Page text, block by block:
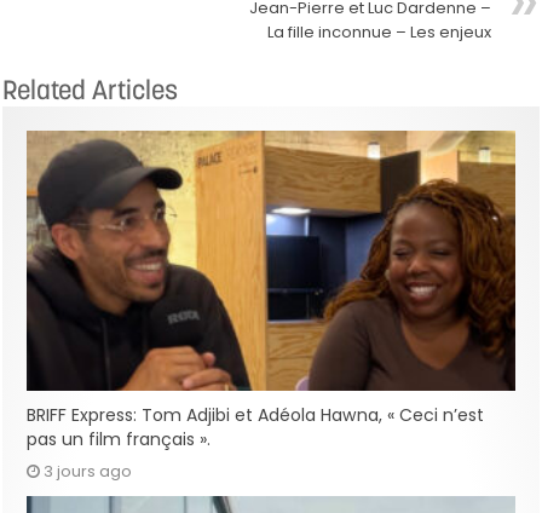
Jean-Pierre et Luc Dardenne –
La fille inconnue – Les enjeux
Related Articles
BRIFF Express: Tom Adjibi et Adéola Hawna, « Ceci n’est
pas un film français ».
3 jours ago